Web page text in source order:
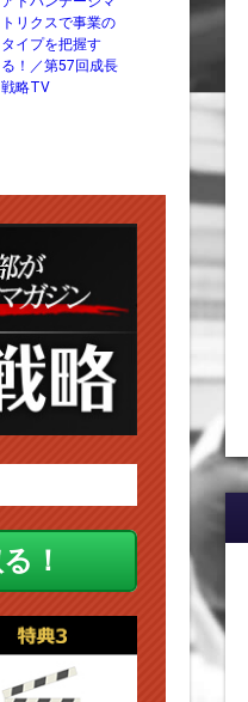
トリクスで事業の
タイプを把握す
る！／第57回成長
戦略TV